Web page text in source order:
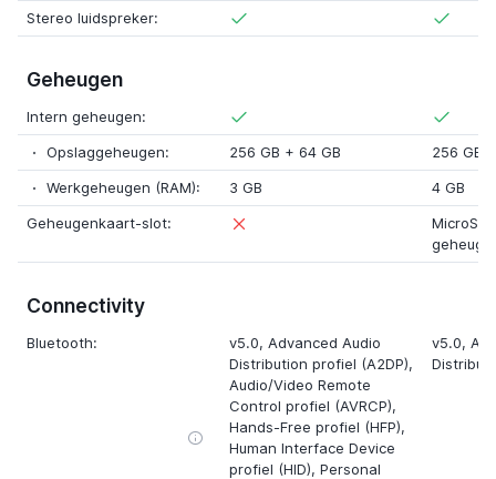
Stereo luidspreker:
Geheugen
Intern geheugen:
Opslaggeheugen:
256 GB + 64 GB 256 GB
Werkgeheugen (RAM):
3 GB
4 GB
Geheugenkaart-slot:
Connectivity
Bluetooth:
v5.0, Advanced Audio
Distribution profiel (A2DP),
Audio/Video Remote
Control profiel (AVRCP),
Hands-Free profiel (HFP),
Human Interface Device
profiel (HID), Personal
v5.0,